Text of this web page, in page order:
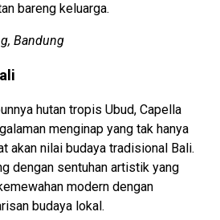
bareng keluarga.
Bandung
hutan tropis Ubud, Capella
menginap yang tak hanya
akan nilai budaya tradisional Bali.
dengan sentuhan artistik yang
modern dengan
budaya lokal.